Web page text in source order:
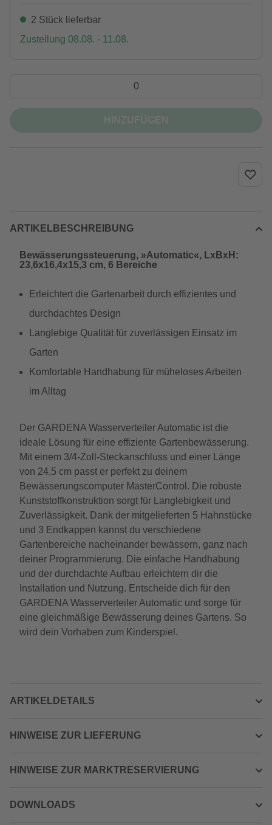
2 Stück lieferbar
Zustellung 08.08. - 11.08.
ARTIKELBESCHREIBUNG
Bewässerungssteuerung, »Automatic«, LxBxH:
23,6x16,4x15,3 cm, 6 Bereiche
Erleichtert die Gartenarbeit durch effizientes und
durchdachtes Design
Langlebige Qualität für zuverlässigen Einsatz im
Garten
Komfortable Handhabung für müheloses Arbeiten
im Alltag
Der GARDENA Wasserverteiler Automatic ist die
ideale Lösung für eine effiziente Gartenbewässerung.
Mit einem 3/4-Zoll-Steckanschluss und einer Länge
von 24,5 cm passt er perfekt zu deinem
Bewässerungscomputer MasterControl. Die robuste
Kunststoffkonstruktion sorgt für Langlebigkeit und
Zuverlässigkeit. Dank der mitgelieferten 5 Hahnstücke
und 3 Endkappen kannst du verschiedene
Gartenbereiche nacheinander bewässern, ganz nach
deiner Programmierung. Die einfache Handhabung
und der durchdachte Aufbau erleichtern dir die
Installation und Nutzung. Entscheide dich für den
GARDENA Wasserverteiler Automatic und sorge für
eine gleichmäßige Bewässerung deines Gartens. So
wird dein Vorhaben zum Kinderspiel.
ARTIKELDETAILS
HINWEISE ZUR LIEFERUNG
HINWEISE ZUR MARKTRESERVIERUNG
DOWNLOADS